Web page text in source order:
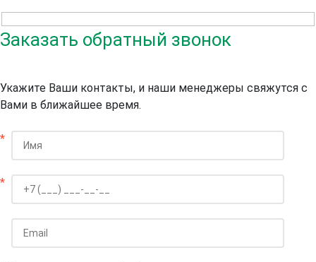
Заказать обратный звонок
Укажите Ваши контакты, и наши менеджеры свяжутся с
Вами в ближайшее время.
*
*